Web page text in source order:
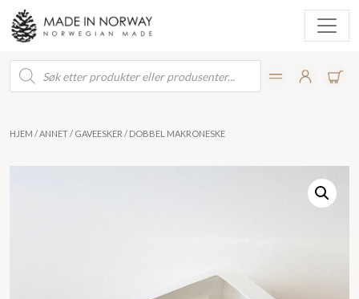
Products
search
HJEM /ANNET/ GAVEESKER / DOBBEL MAKRONESKE